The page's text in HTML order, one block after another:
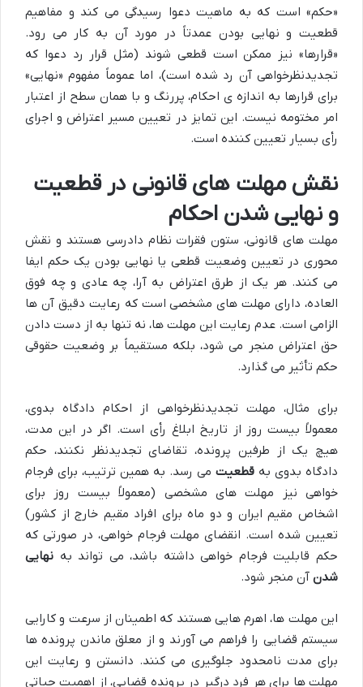
«حکم» است که به ماهیت دعوا رسیدگی می کند و مفاهیم
قطعیت و نهایی بودن عمدتاً در مورد آن به کار می رود.
«قرارها» نیز ممکن است قطعی شوند (مثل قرار رد دعوا که
تجدیدنظرخواهی آن رد شده است)، اما عموماً مفهوم «نهایی»
برای قرارها به اندازه ی احکام، پررنگ و با همان سطح از اعتبار
امر مختومه نیست. این تمایز در تعیین مسیر اعتراض و اجرای
رأی بسیار تعیین کننده است.
نقش مهلت های قانونی در قطعیت
و نهایی شدن احکام
مهلت های قانونی، ستون فقرات نظام دادرسی هستند و نقش
محوری در تعیین وضعیت قطعی یا نهایی بودن یک حکم ایفا
می کنند. هر یک از طرق اعتراض به آرا، چه عادی و چه فوق
العاده، دارای مهلت های مشخصی است که رعایت دقیق آن ها
الزامی است. عدم رعایت این مهلت ها، نه تنها به از دست دادن
حق اعتراض منجر می شود، بلکه مستقیماً بر وضعیت حقوقی
حکم تأثیر می گذارد.
برای مثال، مهلت تجدیدنظرخواهی از احکام دادگاه بدوی،
معمولاً بیست روز از تاریخ ابلاغ رأی است. اگر در این مدت،
هیچ یک از طرفین پرونده، تقاضای تجدیدنظر نکنند، حکم
دادگاه بدوی به قطعیت می رسد. به همین ترتیب، برای فرجام
خواهی نیز مهلت های مشخصی (معمولاً بیست روز برای
اشخاص مقیم ایران و دو ماه برای افراد مقیم خارج از کشور)
تعیین شده است. انقضای مهلت فرجام خواهی، در صورتی که
حکم قابلیت فرجام خواهی داشته باشد، می تواند به نهایی
شدن آن منجر شود.
این مهلت ها، اهرم هایی هستند که اطمینان از سرعت و کارایی
سیستم قضایی را فراهم می آورند و از معلق ماندن پرونده ها
برای مدت نامحدود جلوگیری می کنند. دانستن و رعایت این
مهلت ها برای هر فرد درگیر در پرونده قضایی، از اهمیت حیاتی